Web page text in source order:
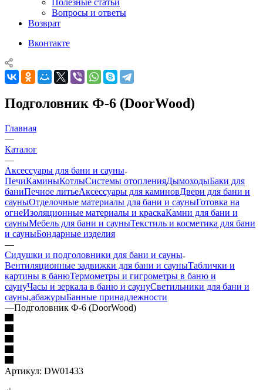
Полезные статьи
Вопросы и ответы
Возврат
Вконтакте
Подголовник Ф-6 (DoorWood)
Главная
—
Каталог
—
Аксессуары для бани и сауны
ПечиКаминыКотлыСистемы отопленияДымоходыБаки для
баниПечное литьеАксессуары для каминовДвери для бани и
сауныОтделочные материалы для бани и сауныГотовка на
огнеИзоляционные материалы и краскаКамни для бани и
сауныМебель для бани и сауныТекстиль и косметика для бани
и сауныБондарные изделия
—
Сидушки и подголовники для бани и сауны
Вентиляционные задвижки для бани и сауныТаблички и
картины в банюТермометры и гигрометры в баню и
саунуЧасы и зеркала в баню и саунуСветильники для бани и
сауны,абажурыБанные принадлежности
—Подголовник Ф-6 (DoorWood)
Артикул: DW01433